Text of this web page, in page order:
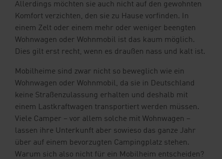
Allerdings möchten sie auch nicht auf den gewohnten
Komfort verzichten, den sie zu Hause vorfinden. In
einem Zelt oder einem mehr oder weniger beengten
Wohnwagen oder Wohnmobil ist das kaum möglich.
Dies gilt erst recht, wenn es draußen nass und kalt ist.
Mobilheime sind zwar nicht so beweglich wie ein
Wohnwagen oder Wohnmobil, da sie in Deutschland
keine Straßenzulassung erhalten und deshalb mit
einem Lastkraftwagen transportiert werden müssen.
Viele Camper – vor allem solche mit Wohnwagen –
lassen ihre Unterkunft aber sowieso das ganze Jahr
über auf einem bevorzugten Campingplatz stehen.
Warum sich also nicht für ein Mobilheim entscheiden?